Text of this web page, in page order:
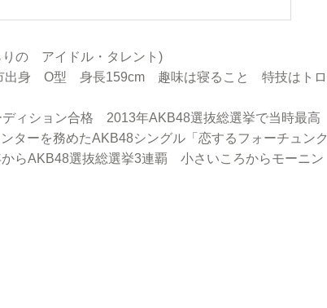
りの アイドル・タレント)
出身 O型 身長159cm 趣味は寝ること 特技はトロ
ィション合格 2013年AKB48選抜総選挙で当時最高
ターを務めたAKB48シングル「恋するフォーチュンク
らAKB48選抜総選挙3連覇 小さいころからモーニン